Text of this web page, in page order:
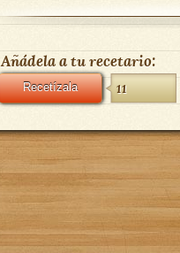
Añádela a tu recetario:
Recetízala 11